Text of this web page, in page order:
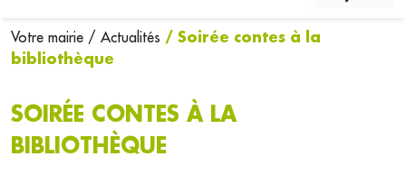
Votre mairie / Actualités / Soirée contes à la
bibliothèque
SOIRÉE CONTES À LA
BIBLIOTHÈQUE